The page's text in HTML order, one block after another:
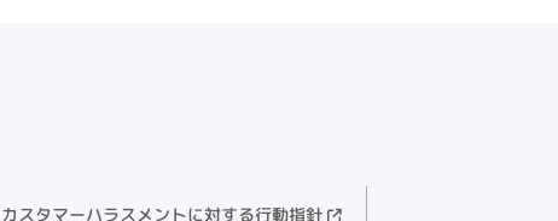
カスタマーハラスメントに対する行動指針